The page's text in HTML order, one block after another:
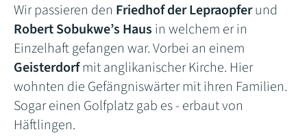
Wir passieren den Friedhof der Lepraopferund
Robert Sobukwe’s Haus in welchem er in
Einzelhaft gefangen war. Vorbei an einem
Geisterdorfmit anglikanischer Kirche. Hier
wohnten die Gefängniswärter mit ihren Familien.
Sogar einen Golfplatz gab es - erbaut von
Häftlingen.